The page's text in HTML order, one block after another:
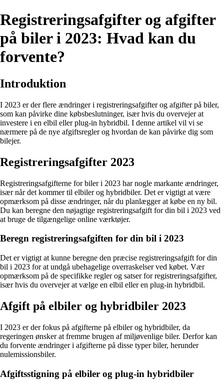
Registreringsafgifter og afgifter
på biler i 2023: Hvad kan du
forvente?
Introduktion
I 2023 er der flere ændringer i registreringsafgifter og afgifter på biler,
som kan påvirke dine købsbeslutninger, især hvis du overvejer at
investere i en elbil eller plug-in hybridbil. I denne artikel vil vi se
nærmere på de nye afgiftsregler og hvordan de kan påvirke dig som
bilejer.
Registreringsafgifter 2023
Registreringsafgifterne for biler i 2023 har nogle markante ændringer,
især når det kommer til elbiler og hybridbiler. Det er vigtigt at være
opmærksom på disse ændringer, når du planlægger at købe en ny bil.
Du kan beregne den nøjagtige registreringsafgift for din bil i 2023 ved
at bruge de tilgængelige online værktøjer.
Beregn registreringsafgiften for din bil i 2023
Det er vigtigt at kunne beregne den præcise registreringsafgift for din
bil i 2023 for at undgå ubehagelige overraskelser ved købet. Vær
opmærksom på de specifikke regler og satser for registreringsafgifter,
især hvis du overvejer at vælge en elbil eller en plug-in hybridbil.
Afgift på elbiler og hybridbiler 2023
I 2023 er der fokus på afgifterne på elbiler og hybridbiler, da
regeringen ønsker at fremme brugen af miljøvenlige biler. Derfor kan
du forvente ændringer i afgifterne på disse typer biler, herunder
nulemissionsbiler.
Afgiftsstigning på elbiler og plug-in hybridbiler